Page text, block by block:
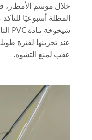
خلال موسم
المظلة أسبوعيًا
شيخوخة مادة PVC الناتجة عن تراكم المياه.
عند تخزينها لفترة
عقب لمنع التشوه.